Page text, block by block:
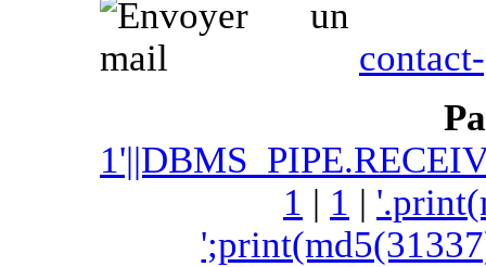
1 | 1 |